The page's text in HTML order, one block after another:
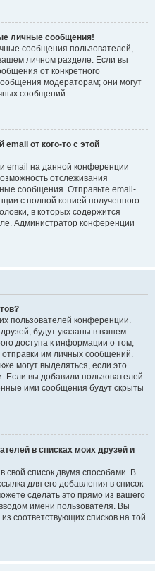
личные сообщения!
сообщения пользователей,
личном разделе. Если вы
от конкретного
модераторам; они могут
сообщений.
от кого-то с этой
email на данной конференции
отслеживания
сообщения. Отправьте email-
с полной копией полученного
в которых содержится
Администратор конференции
пользователей конференции.
будут указаны в вашем
доступа к информации о том,
отправки им личных сообщений.
могут выделяться, если это
Если вы добавили пользователей
ими сообщения будут скрыты
в списках моих друзей и
свой список двумя способами. В
для его добавления в список
сделать это прямо из вашего
имени пользователя. Вы
соответствующих списков на той